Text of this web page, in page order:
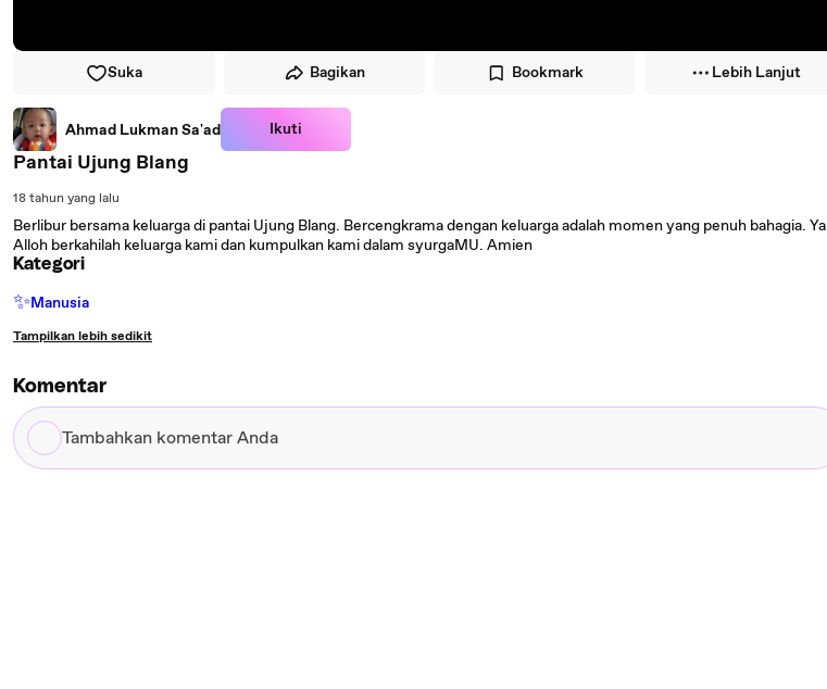
Suka Bagikan Bookmark Lebih Lanjut
Ahmad Lukman Sa'ad Ikuti
Pantai Ujung Blang
18 tahun yang lalu
Berlibur bersama keluarga di pantai Ujung Blang. Bercengkrama dengan keluarga adalah momen yang penuh bahagia. Ya
Alloh berkahilah keluarga kami dan kumpulkan kami dalam syurgaMU. Amien
Kategori
✨Manusia
Tampilkan lebih sedikit
Komentar
Tambahkan
komentar